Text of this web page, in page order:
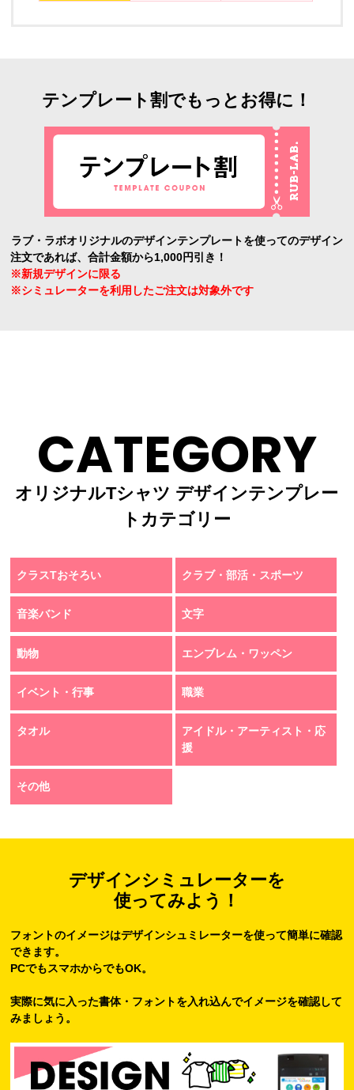
テンプレート割でもっとお得に！
ラブ・ラボオリジナルのデザインテンプレートを使ってのデザイン
注文であれば、合計金額から1,000円引き！
※新規デザインに限る
※シミュレーターを利用したご注文は対象外です
CATEGORY
オリジナルTシャツ デザインテンプレー
トカテゴリー
クラスTおそろい クラブ・部活・スポーツ
音楽バンド 文字
動物 エンブレム・ワッペン
イベント・行事 職業
タオル
アイドル・アーティスト・応
援
その他
デザインシミュレーターを
使ってみよう！
フォントのイメージはデザインシュミレーターを使って簡単に確認
できます。
PCでもスマホからでもOK。
実際に気に入った書体・フォントを入れ込んでイメージを確認して
みましょう。